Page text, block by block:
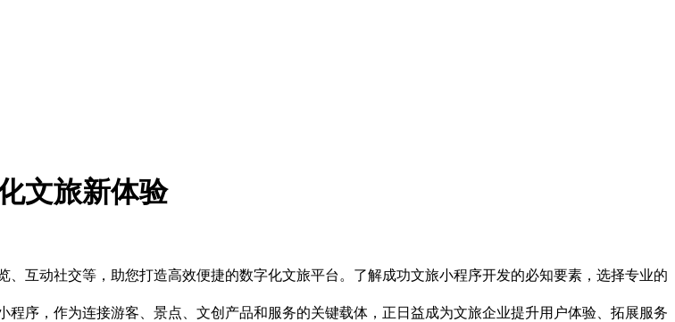
文旅新体验
互动社交等，助您打造高效便捷的数字化文旅平台。了解成功文旅小程序开发的必知要素，选择专业的
序，作为连接游客、景点、文创产品和服务的关键载体，正日益成为文旅企业提升用户体验、拓展服务